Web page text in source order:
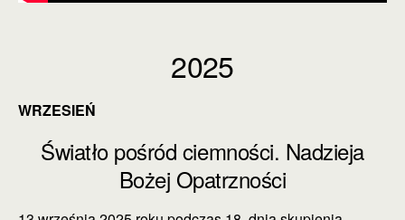
2025
WRZESIEŃ
Światło pośród ciemności. Nadzieja
Bożej Opatrzności